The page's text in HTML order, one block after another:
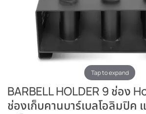
Tap to expand
BARBELL HOLDER 9 ช่อง
ช่องเก็บคานบาร์เบลโอลิมปิค